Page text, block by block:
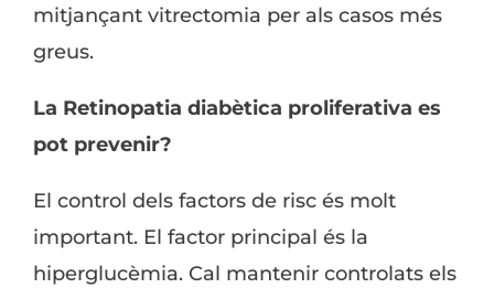
mitjançant vitrectomia per als casos més
greus.
La Retinopatia diabètica proliferativa es
pot prevenir?
El control dels factors de risc és molt
important. El factor principal és la
hiperglucèmia. Cal mantenir controlats els